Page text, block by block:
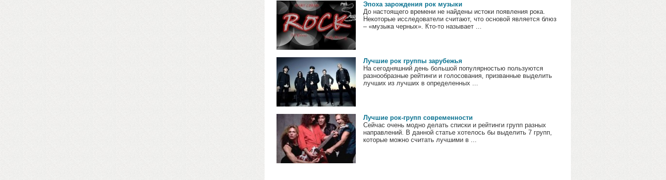
Эпоха зарождения рок музыки
До настоящего времени не найдены истоки появления рока.
Некоторые исследователи считают, что основой является блюз
– «музыка черных». Кто-то называет ...
Лучшие рок группы зарубежья
На сегодняшний день большой популярностью пользуются
разнообразные рейтинги и голосования, призванные выделить
лучших из лучших в определенных ...
Лучшие рок-групп современности
Сейчас очень модно делать списки и рейтинги групп разных
направлений. В данной статье хотелось бы выделить 7 групп,
которые можно считать лучшими в ...